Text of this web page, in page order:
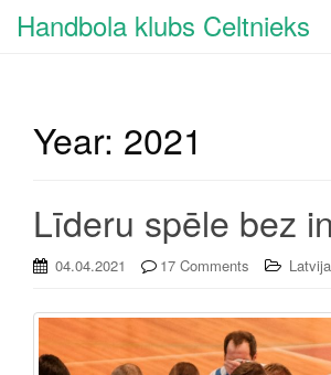
Handbola klubs Celtnieks
Year: 2021
Līderu spēle bez
04.04.2021 17 Comments